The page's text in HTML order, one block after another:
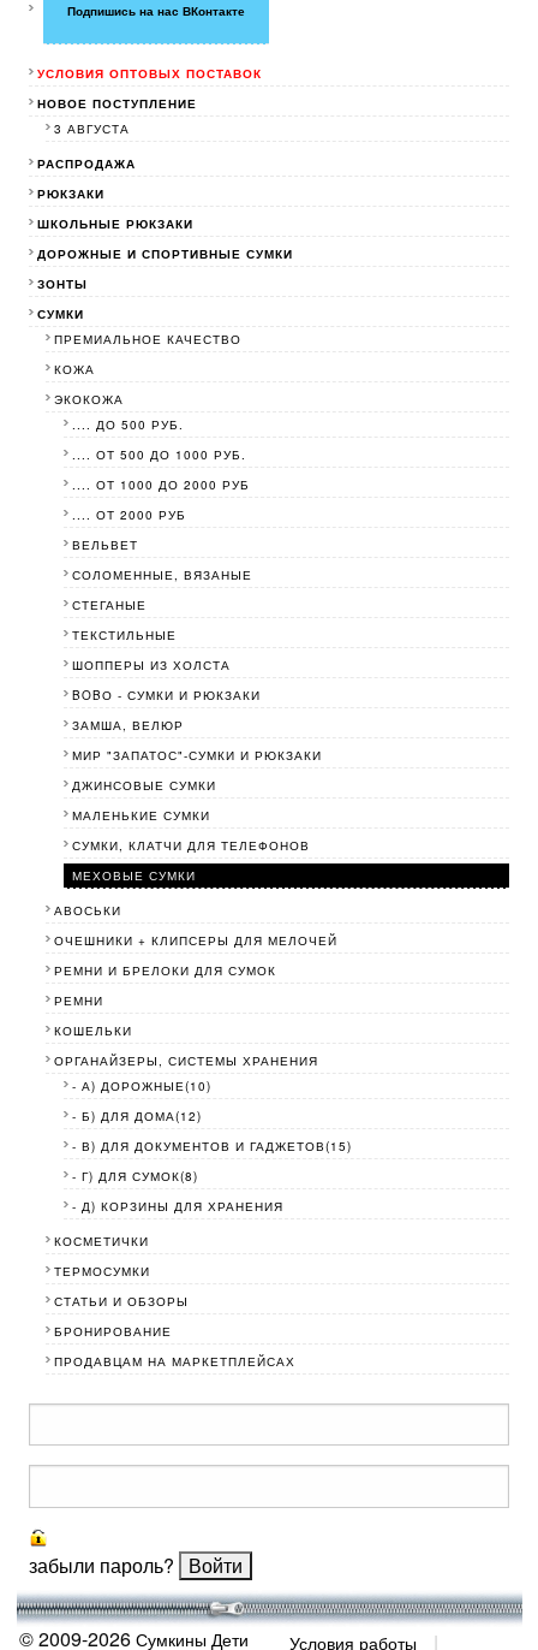
Подпишись на нас ВКонтакте
УСЛОВИЯ ОПТОВЫХ ПОСТАВОК
НОВОЕ ПОСТУПЛЕНИЕ
3 АВГУСТА
РАСПРОДАЖА
РЮКЗАКИ
ШКОЛЬНЫЕ РЮКЗАКИ
ДОРОЖНЫЕ И СПОРТИВНЫЕ СУМКИ
ЗОНТЫ
СУМКИ
ПРЕМИАЛЬНОЕ КАЧЕСТВО
КОЖА
ЭКОКОЖА
.... ДО 500 РУБ.
.... ОТ 500 ДО 1000 РУБ.
.... ОТ 1000 ДО 2000 РУБ
.... ОТ 2000 РУБ
ВЕЛЬВЕТ
СОЛОМЕННЫЕ, ВЯЗАНЫЕ
СТЕГАНЫЕ
ТЕКСТИЛЬНЫЕ
ШОППЕРЫ ИЗ ХОЛСТА
BOBО - СУМКИ И РЮКЗАКИ
ЗАМША, ВЕЛЮР
МИР "ЗАПАТОС"-СУМКИ И РЮКЗАКИ
ДЖИНСОВЫЕ СУМКИ
МАЛЕНЬКИЕ СУМКИ
СУМКИ, КЛАТЧИ ДЛЯ ТЕЛЕФОНОВ
МЕХОВЫЕ СУМКИ
АВОСЬКИ
ОЧЕШНИКИ + КЛИПСЕРЫ ДЛЯ МЕЛОЧЕЙ
РЕМНИ И БРЕЛОКИ ДЛЯ СУМОК
РЕМНИ
КОШЕЛЬКИ
ОРГАНАЙЗЕРЫ, СИСТЕМЫ ХРАНЕНИЯ
- А) ДОРОЖНЫЕ(10)
- Б) ДЛЯ ДОМА(12)
- В) ДЛЯ ДОКУМЕНТОВ И ГАДЖЕТОВ(15)
- Г) ДЛЯ СУМОК(8)
- Д) КОРЗИНЫ ДЛЯ ХРАНЕНИЯ
КОСМЕТИЧКИ
ТЕРМОСУМКИ
СТАТЬИ И ОБЗОРЫ
БРОНИРОВАНИЕ
ПРОДАВЦАМ НА МАРКЕТПЛЕЙСАХ
забыли пароль?
© 2009-2026 Сумкины Дети Условия работы